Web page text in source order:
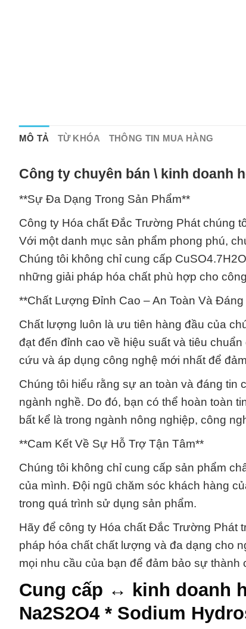
MÔ TẢ TỪ KHÓA THÔNG TIN MUA HÀNG
Công ty chuyên bán \ kinh doanh
**Sự Đa Dạng Trong Sản Phẩm**
Công ty Hóa chất Đắc Trường Phát chúng
Với một danh mục sản phẩm phong phú,
Chúng tôi không chỉ cung cấp
những giải pháp hóa chất phù hợp cho
**Chất Lượng Đỉnh Cao – An Toàn Và Đáng
Chất lượng luôn là ưu tiên hàng đầu của
đạt đến đỉnh cao về hiệu suất và tiêu
cứu và áp dụng công nghệ mới nhất để
Chúng tôi hiểu rằng sự an toàn và đáng tin
ngành nghề. Do đó, bạn có thể hoàn toàn
bất kể là trong ngành nông nghiệp, công
**Cam Kết Về Sự Hỗ Trợ Tận Tâm**
Chúng tôi không chỉ cung cấp sản phẩm
của mình. Đội ngũ chăm sóc khách hàng
trong quá trình sử dụng sản phẩm.
Hãy để công ty Hóa chất Đắc Trường Phát
pháp hóa chất chất lượng và đa dạng cho
mọi nhu cầu của bạn để đảm bảo sự thành
Cung cấp ↔ kinh doanh
Na2S2O4 * Sodium